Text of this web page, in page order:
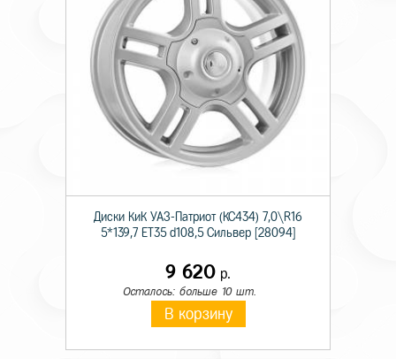
Диски КиК УАЗ-Патриот (КС434) 7,0\R16
5*139,7 ET35 d108,5 Сильвер [28094]
9 620 р.
Осталось: больше 10 шт.
В корзину